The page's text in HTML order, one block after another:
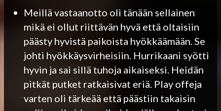
Meillä vastaanotto oli tänään sellainen
mikä ei ollut riittävän hyvä että oltaisiin
päästy hyvistä paikoista hyökkäämään. Se
johti hyökkäysvirheisiin. Hurrikaani syötti
hyvin ja sai sillä tuhoja aikaiseksi. Heidän
pitkät putket ratkaisivat eriä. Play offeja
varten oli tärkeää että päästiin takaisin